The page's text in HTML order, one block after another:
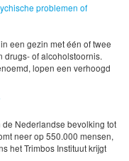
problemen of
een gezin met één of twee
drugs- of alcoholstoornis.
lopen een verhoogd
Nederlandse bevolking tot
neer op 550.000 mensen,
het Trimbos Instituut krijgt